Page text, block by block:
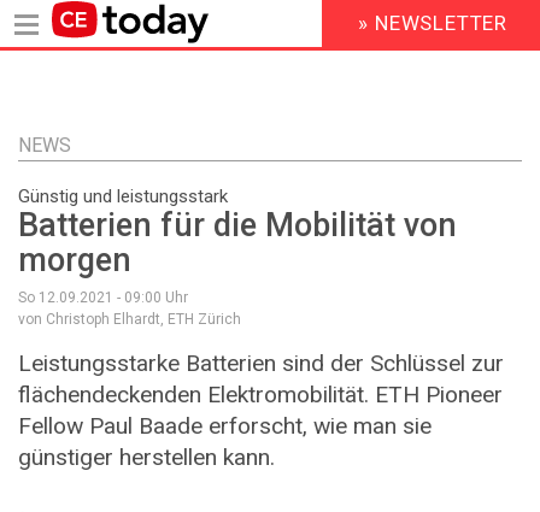
Inhalt
HEADER
MENU
» NEWSLETTER
NEWS
Günstig und leistungsstark
Batterien für die Mobilität von
morgen
So 12.09.2021 - 09:00 Uhr
von Christoph Elhardt, ETH Zürich
Leistungsstarke Batterien sind der Schlüssel zur
flächendeckenden Elektromobilität. ETH Pioneer
Fellow Paul Baade erforscht, wie man sie
günstiger herstellen kann.